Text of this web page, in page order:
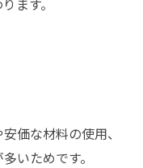
ます。
価な材料の使用、
いためです。